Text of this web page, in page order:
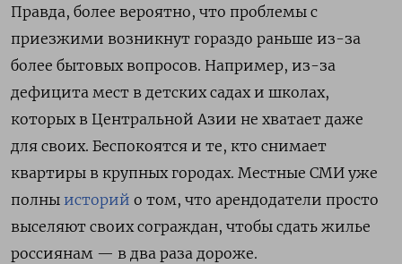
Правда, более вероятно, что проблемы с
приезжими возникнут гораздо раньше из-за
более бытовых вопросов. Например, из-за
дефицита мест в детских садах и школах,
которых в Центральной Азии не хватает даже
для своих. Беспокоятся и те, кто снимает
квартиры в крупных городах. Местные СМИ уже
полны историй о том, что арендодатели просто
выселяют своих сограждан, чтобы сдать жилье
россиянам — в два раза дороже.